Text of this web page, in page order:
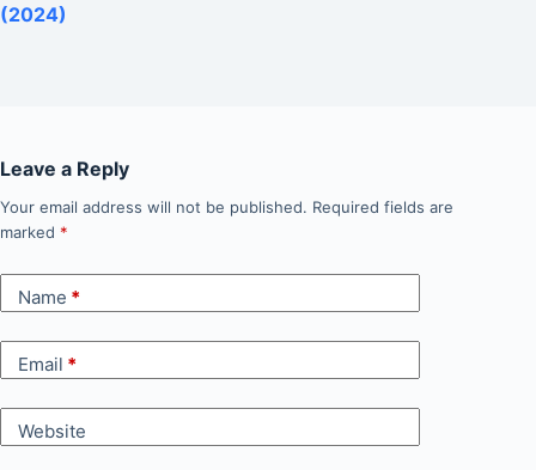
(2024)
Leave a Reply
Your email address will not be published. Required fields are
marked *
Name *
Email *
Website